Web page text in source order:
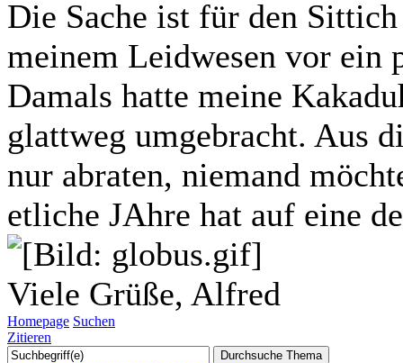
Die Sache ist für den
meinem Leidwesen vor ein
Damals hatte meine
glattweg umgebracht. Aus
nur abraten, niemand
etliche JAhre hat auf eine
Viele Grüße, Alfred
Homepage Suchen
Zitieren